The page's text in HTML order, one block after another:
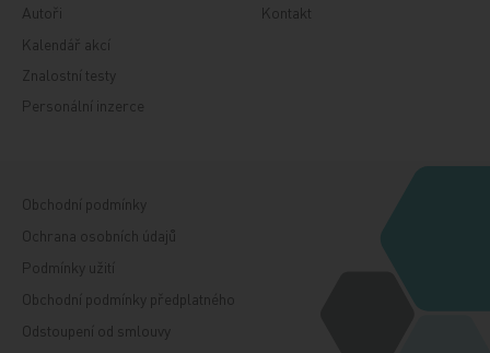
Autoři
Kalendář akcí
Znalostní testy
Personální inzerce
Kontakt
Obchodní podmínky
Ochrana osobních údajů
Podmínky užití
Obchodní podmínky předplatného
Odstoupení od smlouvy